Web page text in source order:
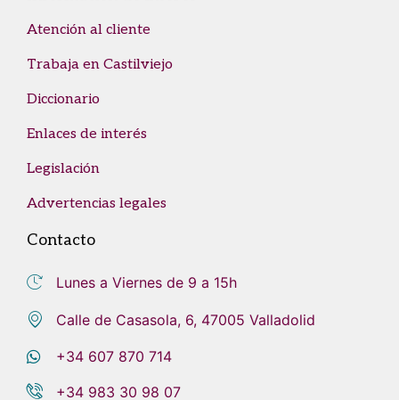
Atención al cliente
Trabaja en Castilviejo
Diccionario
Enlaces de interés
Legislación
Advertencias legales
Contacto
Lunes a Viernes de 9 a 15h
Calle de Casasola, 6, 47005 Valladolid
+34 607 870 714
+34 983 30 98 07